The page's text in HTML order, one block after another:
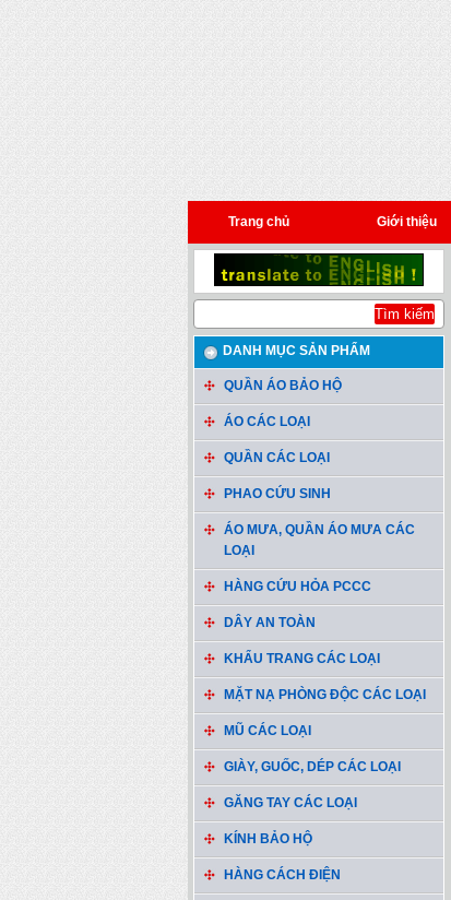
Trang chủ Giới thiệu
DANH MỤC SẢN PHẨM
QUẦN ÁO BẢO HỘ
ÁO CÁC LOẠI
QUẦN CÁC LOẠI
PHAO CỨU SINH
ÁO MƯA, QUẦN ÁO MƯA CÁC
LOẠI
HÀNG CỨU HỎA PCCC
DÂY AN TOÀN
KHẨU TRANG CÁC LOẠI
MẶT NẠ PHÒNG ĐỘC CÁC LOẠI
MŨ CÁC LOẠI
GIÀY, GUỐC, DÉP CÁC LOẠI
GĂNG TAY CÁC LOẠI
KÍNH BẢO HỘ
HÀNG CÁCH ĐIỆN